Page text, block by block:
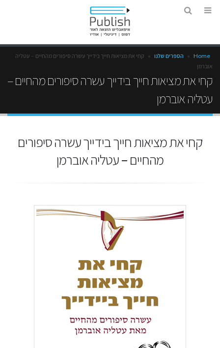
Home
» הספרים שלנו » קחי את מציאות חייך בידייך עשרה סיפורים מהחיים – עטליה
אוברמן
קחי את מציאות חייך בידייך עשרה סיפורים מהחיים –
עטליה אוברמן
קחי את מציאות חייך בידייך עשרה סיפורים
מהחיים – עטליה אוברמן